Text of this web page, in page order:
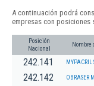
A continuación podrá
empresas con posiciones
Posición
Nacional
Nombre
242.141 MYPACRIL
242.142 OBRASER